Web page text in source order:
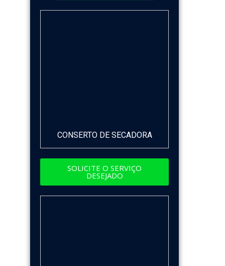
CONSERTO DE SECADORA
SOLICITE O SERVIÇO
DESEJADO